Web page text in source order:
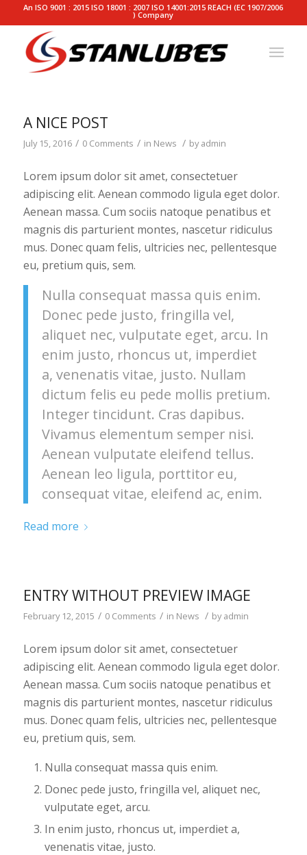
An ISO 9001 : 2015 ISO 18001 : 2007 ISO 14001:2015 REACH (EC 1907/2006
) Company
A NICE POST
July 15, 2016 / 0 Comments / in News / byadmin
Lorem ipsum dolor sit amet, consectetuer
adipiscing elit. Aenean commodo ligula eget dolor.
Aenean massa. Cum sociis natoque penatibus et
magnis dis parturient montes, nascetur ridiculus
mus. Donec quam felis, ultricies nec, pellentesque
eu, pretium quis, sem.
Nulla consequat massa quis enim.
Donec pede justo, fringilla vel,
aliquet nec, vulputate eget, arcu. In
enim justo, rhoncus ut, imperdiet
a, venenatis vitae, justo. Nullam
dictum felis eu pede mollis pretium.
Integer tincidunt. Cras dapibus.
Vivamus elementum semper nisi.
Aenean vulputate eleifend tellus.
Aenean leo ligula, porttitor eu,
consequat vitae, eleifend ac, enim.
Read more
ENTRY WITHOUT PREVIEW IMAGE
February 12, 2015 / 0 Comments / in News / byadmin
Lorem ipsum dolor sit amet, consectetuer
adipiscing elit. Aenean commodo ligula eget dolor.
Aenean massa. Cum sociis natoque penatibus et
magnis dis parturient montes, nascetur ridiculus
mus. Donec quam felis, ultricies nec, pellentesque
eu, pretium quis, sem.
Nulla consequat massa quis enim.
Donec pede justo, fringilla vel, aliquet nec,
vulputate eget, arcu.
In enim justo, rhoncus ut, imperdiet a,
venenatis vitae, justo.